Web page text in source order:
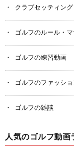
クラブセッティング
ゴルフのルール・マ
ゴルフの練習動画
ゴルフのファッショ
ゴルフの雑談
人気のゴルフ動画